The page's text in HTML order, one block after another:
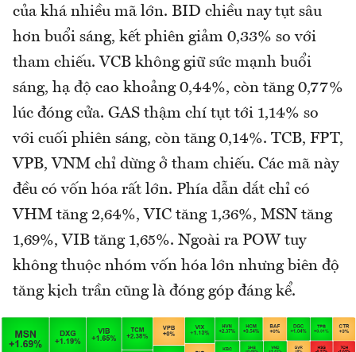
của khá nhiều mã lớn. BID chiều nay tụt sâu
hơn buổi sáng, kết phiên giảm 0,33% so với
tham chiếu. VCB không giữ sức mạnh buổi
sáng, hạ độ cao khoảng 0,44%, còn tăng 0,77%
lúc đóng cửa. GAS thậm chí tụt tới 1,14% so
với cuối phiên sáng, còn tăng 0,14%. TCB, FPT,
VPB, VNM chỉ dừng ở tham chiếu. Các mã này
đều có vốn hóa rất lớn. Phía dẫn dắt chỉ có
VHM tăng 2,64%, VIC tăng 1,36%, MSN tăng
1,69%, VIB tăng 1,65%. Ngoài ra POW tuy
không thuộc nhóm vốn hóa lớn nhưng biên độ
tăng kịch trần cũng là đóng góp đáng kể.